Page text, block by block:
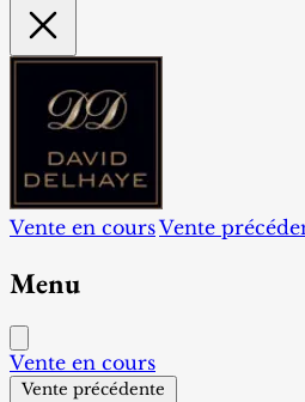
Vente en coursVente
Menu
Vente en cours
Vente précédente